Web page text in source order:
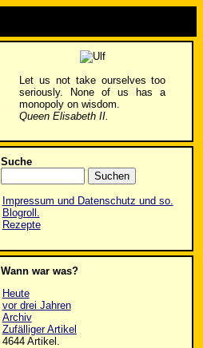
Let us not take ourselves too
seriously. None of us has a
monopoly on wisdom.
Queen Elisabeth II.
Suche
Impressum und Datenschutz und so.
Blogroll.
Rezepte
Wann war was?
Heute
vor drei Jahren
Archiv
Zufälliger Artikel
4644 Artikel.